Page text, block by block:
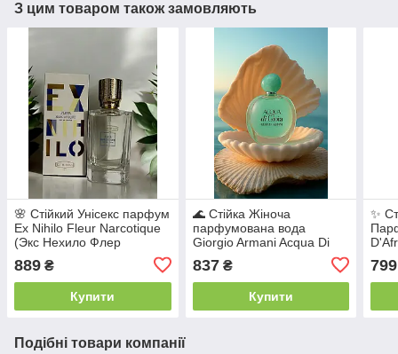
З цим товаром також замовляють
🌸 Стійкий Унісекс парфум
Ex Nihilo Fleur Narcotique
(Экс Нехило Флер
Фруктово-квітковий
аромат
889 ₴
Купити
🌊 Стійка Жіноча
парфумована вода
Giorgio Armani Acqua Di
Джоя)100 мл Свіжий
квітково-водяний аромат
837₴
Купити
✨
799
Подібні товари компанії